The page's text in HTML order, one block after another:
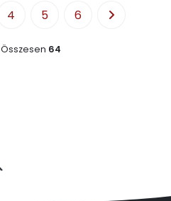
4 5 6
Összesen 64